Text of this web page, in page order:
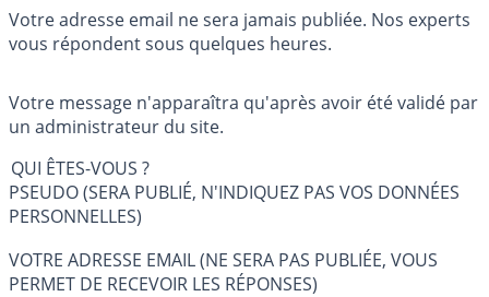
Votre adresse email ne sera jamais publiée. Nos experts
vous répondent sous quelques heures.
Votre message n'apparaîtra qu'après avoir été validé par
un administrateur du site.
QUI ÊTES-VOUS ?
PSEUDO (SERA PUBLIÉ, N'INDIQUEZ PAS VOS DONNÉES
PERSONNELLES)
VOTRE ADRESSE EMAIL (NE SERA PAS PUBLIÉE, VOUS
PERMET DE RECEVOIR LES RÉPONSES)